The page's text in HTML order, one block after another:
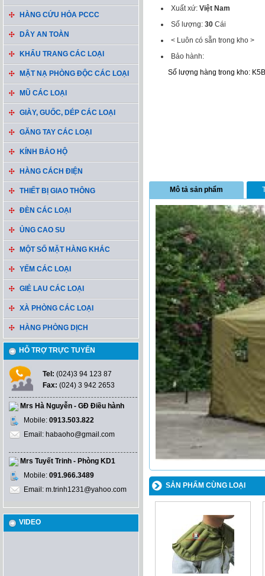
HÀNG CỨU HỎA PCCC
DÂY AN TOÀN
KHẨU TRANG CÁC LOẠI
MẶT NẠ PHÒNG ĐỘC CÁC LOẠI
MŨ CÁC LOẠI
GIÀY, GUỐC, DÉP CÁC LOẠI
GĂNG TAY CÁC LOẠI
KÍNH BẢO HỘ
HÀNG CÁCH ĐIỆN
THIẾT BỊ GIAO THÔNG
ĐÈN CÁC LOẠI
ỦNG CAO SU
MỘT SỐ MẶT HÀNG KHÁC
YẾM CÁC LOẠI
GIẺ LAU CÁC LOẠI
XÀ PHÒNG CÁC LOẠI
HÀNG PHÒNG DỊCH
HỖ TRỢ TRỰC TUYẾN
Tel: (024)3 94 123 87
Fax: (024) 3 942 2653
Mrs Hà Nguyễn - GĐ Điều hành
Mobile: 0913.503.822
Email: habaoho@gmail.com
Mrs Tuyết Trinh - Phòng KD1
Mobile: 091.966.3489
Email: m.trinh1231@yahoo.com
VIDEO
Xuất xứ: Việt Nam
Số lượng: 30 Cái
< Luôn có sẵn trong kho >
Bảo hành:
Số lượng hàng trong kho: K5B
Mô tả sản phẩm
SẢN PHẨM CÙNG LOẠI